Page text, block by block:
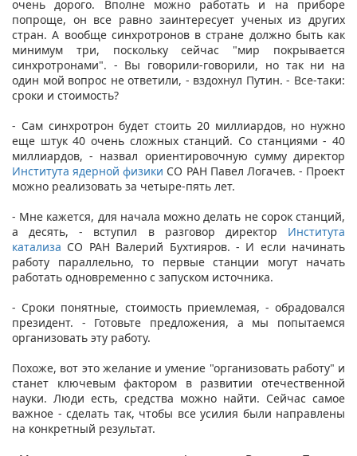
очень дорого. Вполне можно работать и на приборе
попроще, он все равно заинтересует ученых из других
стран. А вообще синхротронов в стране должно быть как
минимум три, поскольку сейчас "мир покрывается
синхротронами". - Вы говорили-говорили, но так ни на
один мой вопрос не ответили, - вздохнул Путин. - Все-таки:
сроки и стоимость?
- Сам синхротрон будет стоить 20 миллиардов, но нужно
еще штук 40 очень сложных станций. Со станциями - 40
миллиардов, - назвал ориентировочную сумму директор
Института ядерной физики СО РАН Павел Логачев. - Проект
можно реализовать за четыре-пять лет.
- Мне кажется, для начала можно делать не сорок станций,
а десять, - вступил в разговор директор Института
катализа СО РАН Валерий Бухтияров. - И если начинать
работу параллельно, то первые станции могут начать
работать одновременно с запуском источника.
- Сроки понятные, стоимость приемлемая, - обрадовался
президент. - Готовьте предложения, а мы попытаемся
организовать эту работу.
Похоже, вот это желание и умение "организовать работу" и
станет ключевым фактором в развитии отечественной
науки. Люди есть, средства можно найти. Сейчас самое
важное - сделать так, чтобы все усилия были направлены
на конкретный результат.